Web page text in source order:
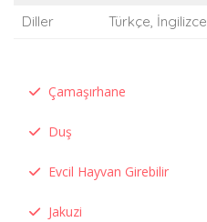
Diller
Türkçe, İngilizce
Çamaşırhane
Duş
Evcil Hayvan Girebilir
Jakuzi